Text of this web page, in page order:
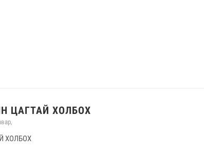
ЦАГТАЙ ХОЛБОХ
,
ХОЛБОХ